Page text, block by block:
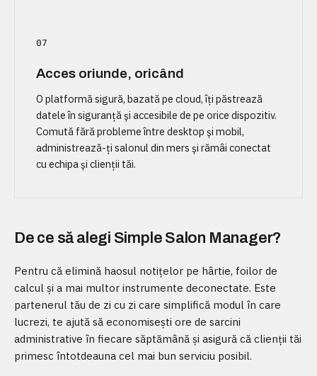
07
Acces oriunde, oricând
O platformă sigură, bazată pe cloud, îți păstrează
datele în siguranță și accesibile de pe orice dispozitiv.
Comută fără probleme între desktop și mobil,
administrează-ți salonul din mers și rămâi conectat
cu echipa și clienții tăi.
De ce să alegi Simple Salon Manager?
Pentru că elimină haosul notițelor pe hârtie, foilor de
calcul și a mai multor instrumente deconectate. Este
partenerul tău de zi cu zi care simplifică modul în care
lucrezi, te ajută să economisești ore de sarcini
administrative în fiecare săptămână și asigură că clienții tăi
primesc întotdeauna cel mai bun serviciu posibil.